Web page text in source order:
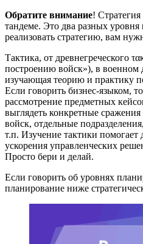
Обратите внимание!
тандеме. Это два разных
реализовать стратегию, вам
Тактика, от древнегреческого
построению войск»), в
изучающая теорию и практику
Если говорить бизнес-языком,
рассмотрение предметных
выглядеть конкретные
войск, отдельные
т.п. Изучение тактики помогает
ускорения управленческих
Просто бери и делай.
Если говорить об уровнях
планирование ниже